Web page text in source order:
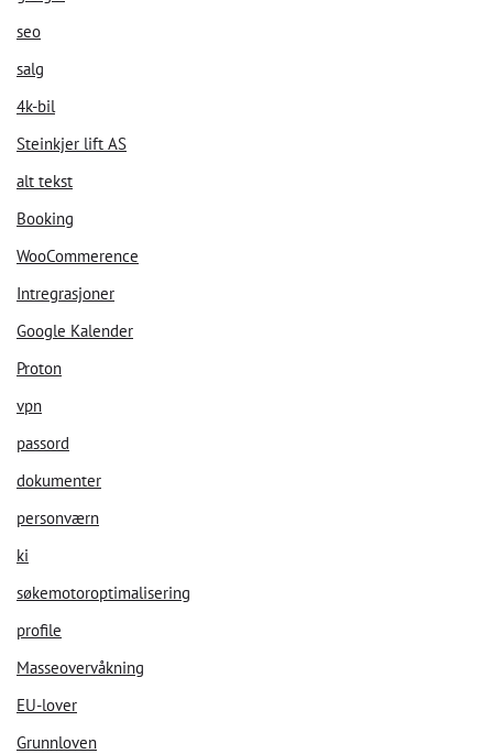
seo
salg
4k-bil
Steinkjer lift AS
alt tekst
Booking
WooCommerence
Intregrasjoner
Google Kalender
Proton
vpn
passord
dokumenter
personværn
ki
søkemotoroptimalisering
profile
Masseovervåkning
EU-lover
Grunnloven